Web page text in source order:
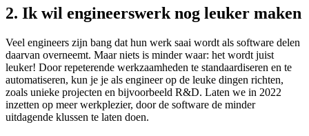
2. Ik wil engineerswerk nog leuker maken
Veel engineers zijn bang dat hun werk saai wordt als software delen
daarvan overneemt. Maar niets is minder waar: het wordt juist
leuker! Door repeterende werkzaamheden te standaardiseren en te
automatiseren, kun je je als engineer op de leuke dingen richten,
zoals unieke projecten en bijvoorbeeld R&D. Laten we in 2022
inzetten op meer werkplezier, door de software de minder
uitdagende klussen te laten doen.